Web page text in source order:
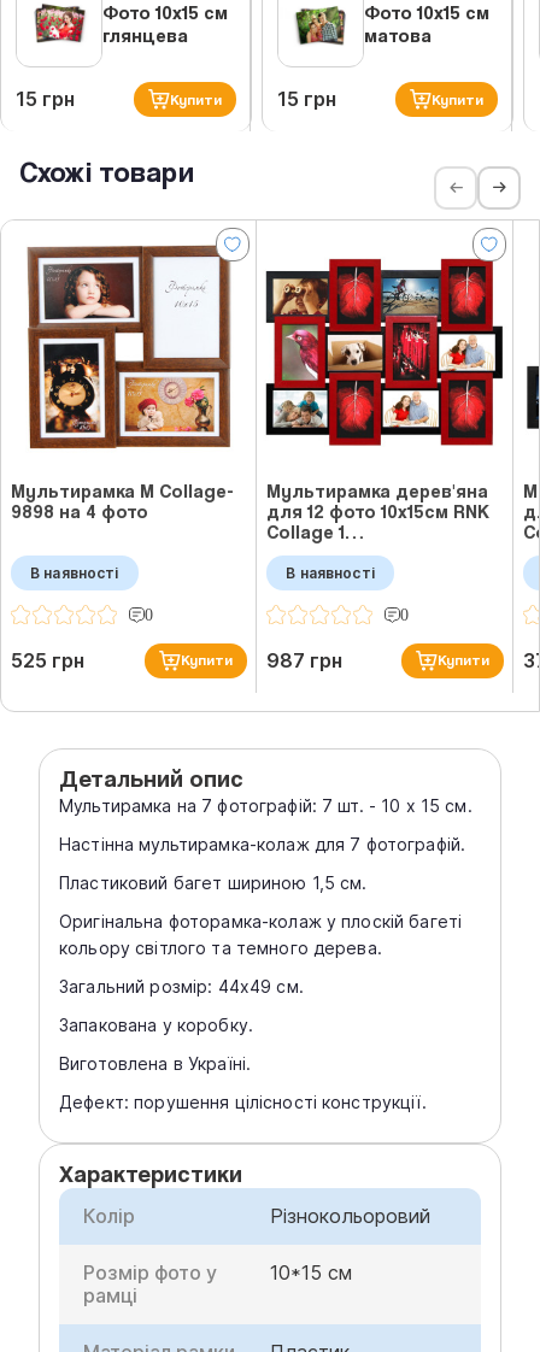
Фото 10х15 см
глянцева
15 грн Купити
Фото 10х15 см
матова
15 грн Купити
Схожі товари
Мультирамка M Collage-
9898 на 4 фото
В наявності
0
525 грн Купити
Мультирамка дерев'яна
для 12 фото 10x15см RNK
Collage 1…
В наявності
0
987 грн Купити
Детальний опис
Мультирамка на 7 фотографій: 7 шт. - 10 х 15 см.
Настінна мультирамка-колаж для 7 фотографій.
Пластиковий багет шириною 1,5 см.
Оригінальна фоторамка-колаж у плоскій багеті
кольору світлого та темного дерева.
Загальний розмір: 44x49 см.
Запакована у коробку.
Виготовлена в Україні.
Дефект: порушення цілісності конструкції.
Характеристики
Колір Різнокольоровий
Розмір фото у
рамці
10*15 см